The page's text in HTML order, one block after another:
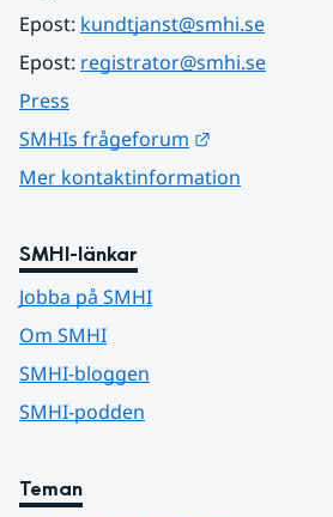
Epost: kundtjanst@smhi.se
Epost: registrator@smhi.se
Press
SMHIs frågeforum
Mer kontaktinformation
SMHI-länkar
Jobba på SMHI
Om SMHI
SMHI-bloggen
SMHI-podden
Teman